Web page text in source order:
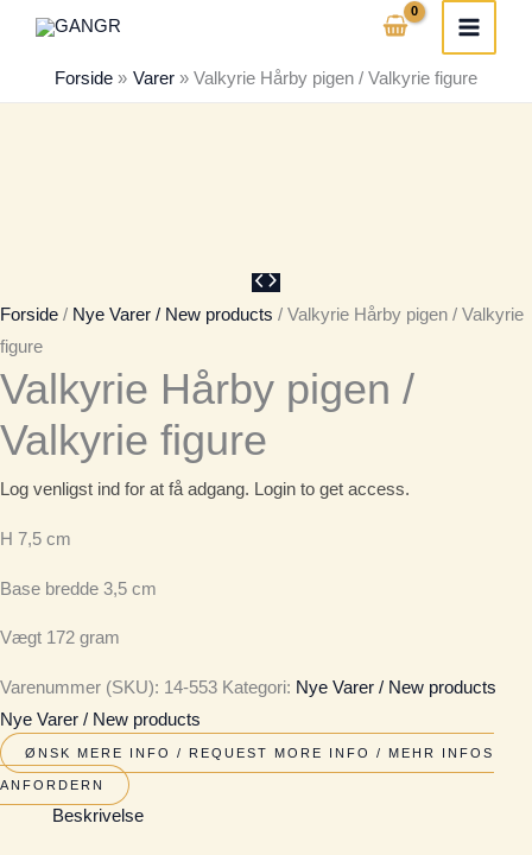
indholdetForside Varer Valkyrie Hårby pigen / Valkyrie figure
Forside / Nye Varer / New products / Valkyrie Hårby pigen / Valkyrie
figure
Valkyrie Hårby pigen /
Valkyrie figure
Log venligst ind for at få adgang. Login to get access.
H 7,5 cm
Base bredde 3,5 cm
Vægt 172 gram
Varenummer (SKU): 14-553 Kategori: Nye Varer / New products
Nye Varer / New products
ØNSK MERE INFO / REQUEST MORE INFO / MEHR INFOS
ANFORDERN
Beskrivelse